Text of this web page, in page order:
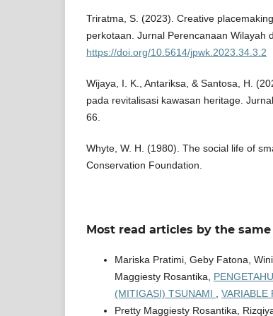
Triratma, S. (2023). Creative
perkotaan. Jurnal Perencanaan Wilayah
https://doi.org/10.5614/jpwk.2023.34.3.2
Wijaya, I. K., Antariksa, & Santosa, H.
pada revitalisasi kawasan heritage.
66.
Whyte, W. H. (1980). The social life of
Conservation Foundation.
Most read articles by the
Mariska Pratimi, Geby Fatona,
Maggiesty Rosantika,
(MITIGASI) TSUNAMI
VARIABLE
Pretty Maggiesty Rosantika,